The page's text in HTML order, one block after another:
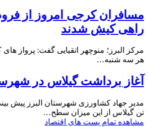
مسافران کرجی امروز از
راهی کیش شدند
مرکز البرز؛ منوچهر اتقیایی گفت: پرواز
هر سه شنبه…
آغاز برداشت گیلاس در
تن گیلاس از این میزان سطح…
مشاهده تمام پست های اقتصاد